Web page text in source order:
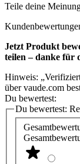
Teile deine
Jetzt Produkt
teilen – danke für
Hinweis:
über vaude.com
Du bewertest:
Du bewertest: